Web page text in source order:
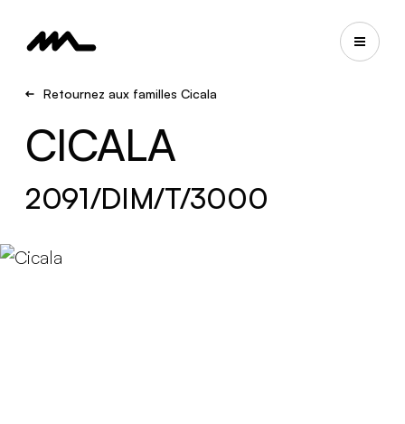
Retournez aux familles Cicala
CICALA
2091/DIM/T/3000